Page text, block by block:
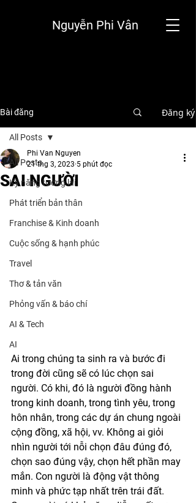
Nguyễn Phi Vân
Bài đăng Đăng ký
All Posts
Kỹ năng tương lai
Phát triển bản thân
Franchise & Kinh doanh
Cuộc sống & hạnh phúc
Travel
Thơ & tản văn
Phỏng vấn & báo chí
AI & Tech
AI
All Posts
SAI NGƯỜI
Phi Van Nguyen
21 thg 3, 2023 5 phút đọc
Ai trong chúng ta sinh ra và bước đi
trong đời cũng sẽ có lúc chọn sai
người. Có khi, đó là người đồng hành
trong kinh doanh, trong tình yêu, trong
hôn nhân, trong các dự án chung ngoài
cộng đồng, xã hội, vv. Không ai giỏi
nhìn người tới nỗi chọn đâu đúng đó,
chọn sao đúng vậy, chọn hết phần may
mắn. Con người là động vật thông
minh và phức tạp nhất trên trái đất.